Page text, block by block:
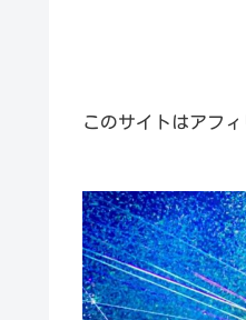
このサイトはアフィ